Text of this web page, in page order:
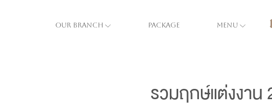
Our Branch Package menu
รวมฤกษ์แต่งงาน